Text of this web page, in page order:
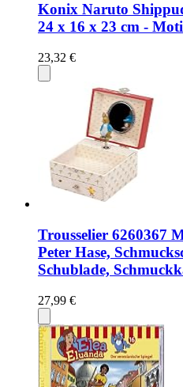
Konix Naruto
24 x 16 x 23 cm -
23,32 €
Trousselier 6260367
Peter Hase,
Schublade,
27,99 €